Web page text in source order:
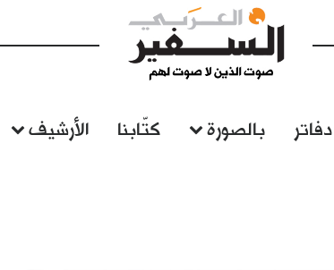
دفاتر بالصورة كتّابنا الأرشيف